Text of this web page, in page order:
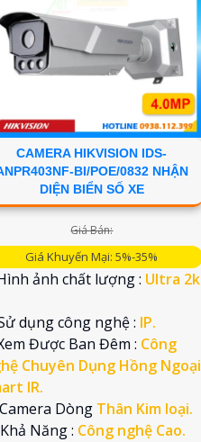
CAMERA HIKVISION IDS-
BI/POE/0832 NHẬN
DIỆN BIỂN SỐ XE
Giá Bán:
Giá Khuyến Mại: 5%-35%
ảnh chất lượng : Ultra 2k
dụng công nghệ : IP.
Được Ban Đêm : Công
Chuyên Dụng Hồng Ngoại
IR.
Dòng Thân Kim loại.
Năng : Công nghệ Cao.